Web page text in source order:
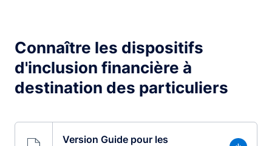
Connaître les dispositifs
d'inclusion financière à
destination des particuliers
Version Guide pour les